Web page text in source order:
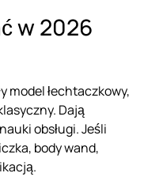
w 2026
model łechtaczkowy,
Dają
obsługi. Jeśli
body wand,
.